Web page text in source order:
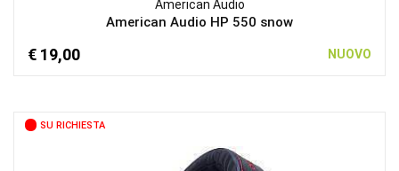
American Audio
American Audio HP 550 snow
€ 19,00 NUOVO
SU RICHIESTA